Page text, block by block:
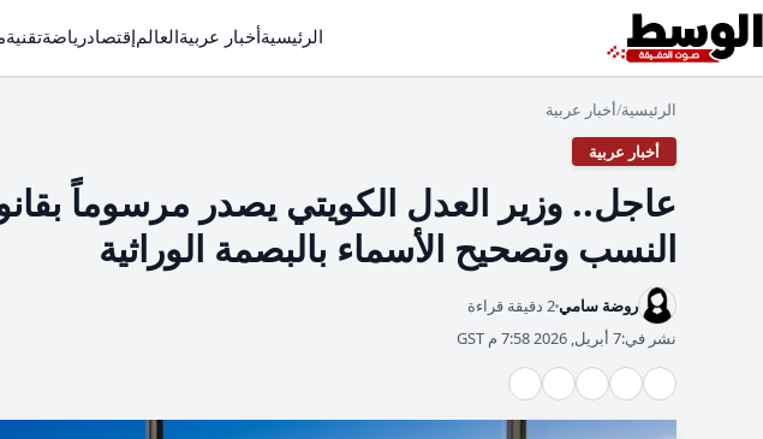
الرئيسيةأخبار عربيةالعالمإقتصادرياضةتقنية
الرئيسية/أخبار عربية
أخبار عربية
عاجل.. وزير العدل الكويتي يصدر مرسوماً
النسب وتصحيح الأسماء بالبصمة الوراثية
روضة سامي2 دقيقة قراءة
نشر في:7 أبريل, 2026 7:58 م GST